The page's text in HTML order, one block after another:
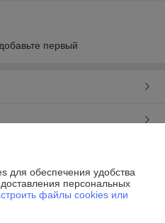
первый
обеспечения удобства
персональных
файлы cookies или